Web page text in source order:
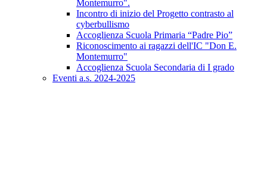
Montemurro".
Incontro di inizio del Progetto contrasto al
cyberbullismo
Accoglienza Scuola Primaria “Padre Pio”
Riconoscimento ai ragazzi dell'IC "Don E.
Montemurro"
Accoglienza Scuola Secondaria di I grado
Eventi a.s. 2024-2025